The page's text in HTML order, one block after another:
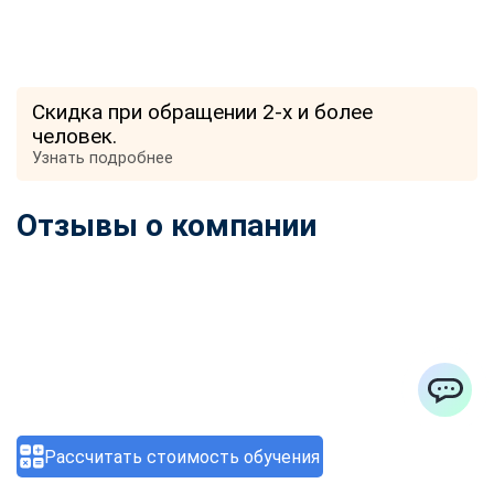
Рассчитать стоимость обучения
Скидка при обращении 2-х и более
человек.
Узнать подробнее
Отзывы о компании